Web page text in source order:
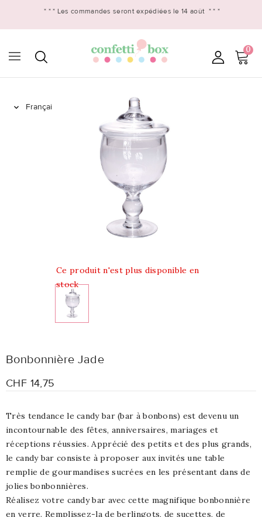
* * * Les commandes seront expédiées le 14 août * * *
0

Ce produit n'est plus disponible en
stock
Bonbonnière Jade
CHF 14,75
Très tendance le candy bar (bar à bonbons) est devenu un
incontournable des fêtes, anniversaires, mariages et
réceptions réussies. Apprécié des petits et des plus grands,
le candy bar consiste à proposer aux invités une table
remplie de gourmandises sucrées en les présentant dans de
jolies bonbonnières.
Réalisez votre candy bar avec cette magnifique bonbonnière
en verre. Remplissez-la de berlingots, de sucettes, de